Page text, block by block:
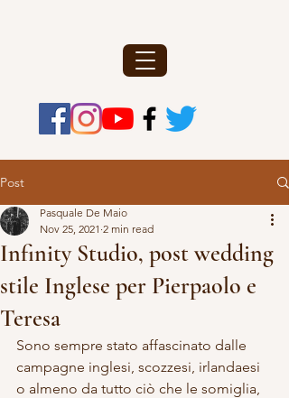
Post
Infinity Studio, post wedding
stile Inglese per Pierpaolo e
Teresa
Pasquale De Maio
Nov 25, 2021 2 min read
Sono sempre stato affascinato dalle
campagne inglesi, scozzesi, irlandaesi
o almeno da tutto ciò che le somiglia,